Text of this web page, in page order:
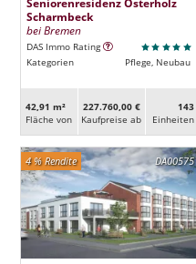
Scharmbeck
bei Bremen
DAS Immo Rating
Kategorien
Pflege, Neubau
42,91 m²
Fläche von
227.760,00 €
Kaufpreise ab
143
Ein­heiten
DA00575
4 % Rendite